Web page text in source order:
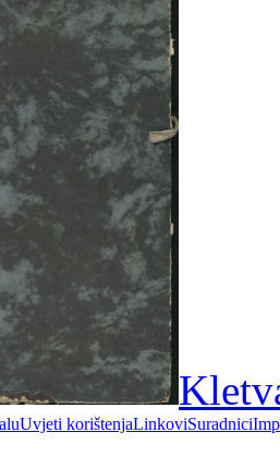
Uvjeti korištenjaLinkoviSuradnici